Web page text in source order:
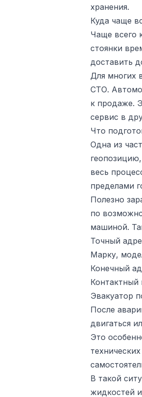
хранения.
Куда чаще
Чаще всего
стоянки
доставить
Для многих
СТО.
к продаже.
сервис в
Что
Одна из
весь
пределами
Полезно
по
машиной.
Точный
Марку,
Конечный
Контактный
Эвакуатор
После
двигаться
Это
В такой
жидкостей